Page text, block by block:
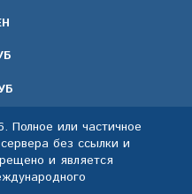
Полное или частичное
без ссылки и
и является